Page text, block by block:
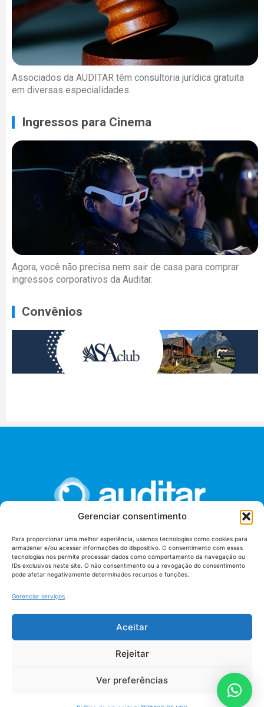
Gerenciar consentimento
Para proporcionar uma melhor experiência, usamos tecnologias como cookies para
armazenar e/ou acessar informações do dispositivo. O consentimento com essas
tecnologias nos permite processar dados como comportamento da navegação ou
IDs exclusivos neste site. O não consentimento ou a revogação do consentimento
pode afetar negativamente determinados recursos e funções.
Gerenciar serviços
Aceitar
Rejeitar
Ver preferências
Associados da AUDITAR têm consultoria jurídica gratuita
em diversas especialidades.
Ingressos para Cinema
Agora, você não precisa nem sair de casa para comprar
ingressos corporativos da Auditar.
Convênios
União dos Auditores Federais de Controle Externo -
AUDITAR
Setor de Administração Federal Sul (SAF/Sul), Qd. 04, Lt. 01
Tribunal de Contas da União (TCU), Subsolo, Sala S04
Termos de uso